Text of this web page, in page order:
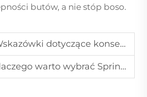
butów, a nie stóp boso.
dotyczące konserwacji inwestycji w podłogę do cheerleadingu
warto wybrać Springboard na drodze do zmiany kariery?